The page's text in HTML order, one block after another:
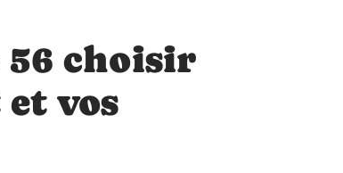
56 choisir
vos